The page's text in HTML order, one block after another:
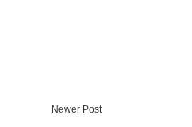
Newer Post